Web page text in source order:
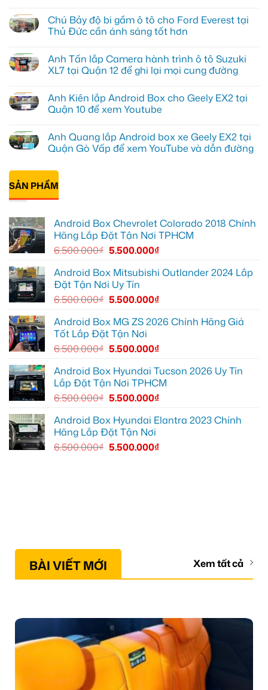
bình
luận
ở
lắp
Android
box
tại
Quận
1,
giải
trí
Chú Bảy độ bi gầm ô tô cho Ford Everest tại
Thủ Đức cần ánh sáng tốt hơn
bình
luận
ở
độ
bi
gầm
cho
Ford
Everest
Đức
cần
ánh
sáng
Anh Tấn lắp Camera hành trình ô tô Suzuki
XL7 tại Quận 12 để ghi lại mọi cung đường
bình
luận
ở
lắp
Camera
hành
Suzuki
XL7
tại
ghi
mọi
cung
Anh Kiên lắp Android Box cho Geely EX2 tại
Quận 10 để xem Youtube
bình
luận
ở
Android
Box
cho
tại
Quận
xem
Anh Quang lắp Android box xe Geely EX2 tại
Quận Gò Vấp để xem YouTube và dẫn đường
có
luận
ở
Anh
Android
box
Geely
EX2
Quận
Gò
Vấp
xem
dẫn
đường
SẢN PHẨM
Android Box Chevrolet Colorado 2018 Chính
Hãng Lắp Đặt Tận Nơi TPHCM
6.500.000₫ 5.500.000₫
Android Box Mitsubishi Outlander 2024 Lắp
Đặt Tận Nơi Uy Tín
6.500.000₫ 5.500.000₫
Android Box MG ZS 2026 Chính Hãng Giá
Tốt Lắp Đặt Tận Nơi
6.500.000₫ 5.500.000₫
Android Box Hyundai Tucson 2026 Uy Tín
Lắp Đặt Tận Nơi TPHCM
6.500.000₫ 5.500.000₫
Android Box Hyundai Elantra 2023 Chính
Hãng Lắp Đặt Tận Nơi
6.500.000₫ 5.500.000₫
BÀI VIẾT MỚI Xem tất cả